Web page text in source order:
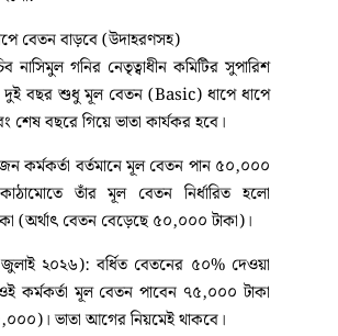
বেতন বাড়বে (উদাহরণসহ)
নাসিমুল গনির নেতৃত্বাধীন কমিটির সুপারিশ
দুই বছর শুধু মূল বেতন (Basic) ধাপে ধাপে
শেষ বছরে গিয়ে ভাতা কার্যকর হবে।
কর্মকর্তা বর্তমানে মূল বেতন পান ৫০,০০০
তাঁর মূল বেতন নির্ধারিত হলো
(অর্থাৎ বেতন বেড়েছে ৫০,০০০ টাকা)।
২০২৬): বর্ধিত বেতনের ৫০% দেওয়া
কর্মকর্তা মূল বেতন পাবেন ৭৫,০০০ টাকা
ভাতা আগের নিয়মেই থাকবে।